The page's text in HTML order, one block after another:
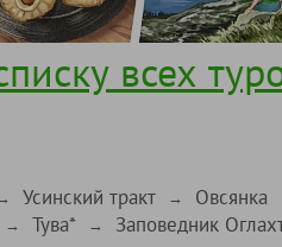
всех
Усинский тракт → Овсянка
→ Тува* → Заповедник